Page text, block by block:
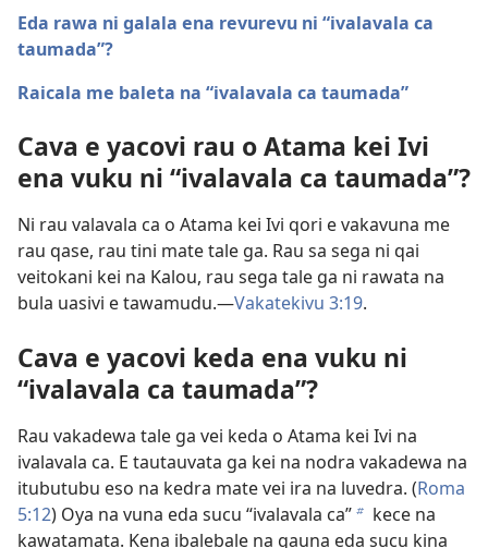
Eda rawa ni galala ena revurevu ni “ivalavala ca
taumada”?
Raicala me baleta na “ivalavala ca taumada”
Cava e yacovi rau o Atama kei Ivi
ena vuku ni “ivalavala ca taumada”?
Ni rau valavala ca o Atama kei Ivi qori e vakavuna me
rau qase, rau tini mate tale ga. Rau sa sega ni qai
veitokani kei na Kalou, rau sega tale ga ni rawata na
bula uasivi e tawamudu.—Vakatekivu 3:19.
Cava e yacovi keda ena vuku ni
“ivalavala ca taumada”?
Rau vakadewa tale ga vei keda o Atama kei Ivi na
ivalavala ca. E tautauvata ga kei na nodra vakadewa na
itubutubu eso na kedra mate vei ira na luvedra. (Roma
5:12) Oya na vuna eda sucu “ivalavala ca”b kece na
kawatamata. Kena ibalebale na gauna eda sucu kina